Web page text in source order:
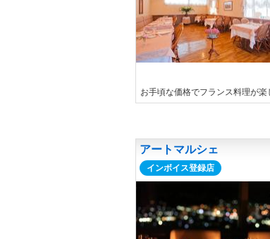
お手頃な価格でフランス料理が楽
アートマルシェ
インボイス登録店